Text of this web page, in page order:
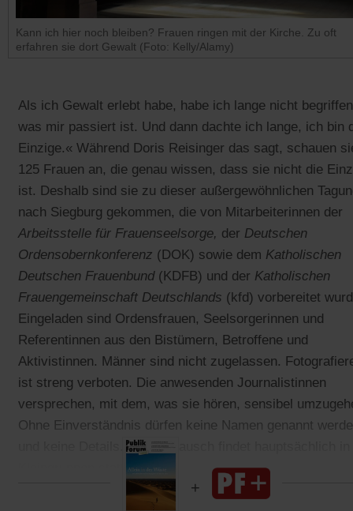
Kann ich hier noch bleiben? Frauen ringen mit der Kirche. Zu oft
erfahren sie dort Gewalt (Foto: Kelly/Alamy)
Als ich Gewalt erlebt habe, habe ich lange nicht
was mir passiert ist. Und dann dachte ich lange, ich bin
Einzige.« Während Doris Reisinger das sagt, schauen
125 Frauen an, die genau wissen, dass sie nicht die
ist. Deshalb sind sie zu dieser außergewöhnlichen
nach Siegburg gekommen, die von Mitarbeiterinnen der
Arbeitsstelle für Frauenseelsorge, der Deutschen
Ordensobernkonferenz (DOK) sowie dem Katholischen
Deutschen Frauenbund(KDFB) und der Katholischen
Frauengemeinschaft Deutschlands (kfd) vorbereitet
Eingeladen sind Ordensfrauen, Seelsorgerinnen und
Referentinnen aus den Bistümern, Betroffene und
Aktivistinnen. Männer sind nicht zugelassen.
ist streng verboten. Die anwesenden Journalistinnen
versprechen, mit dem, was sie hören, sensibel
Ohne Einverständnis dürfen keine Namen genannt
und keine Details. Der Austausch findet hauptsächlich in
Kleingruppen statt.